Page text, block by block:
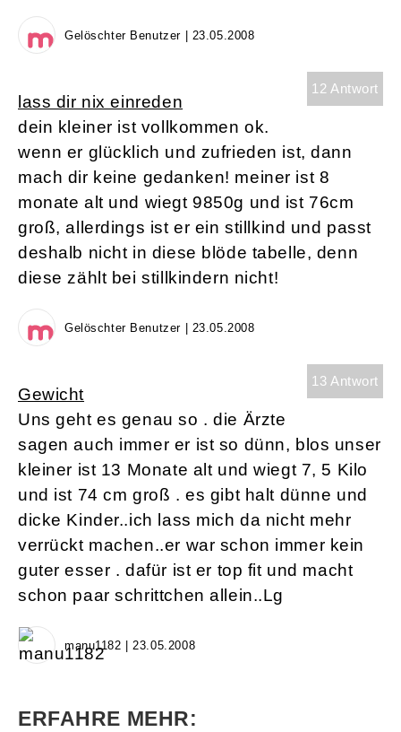
Gelöschter Benutzer | 23.05.2008
12 Antwort
lass dir nix einreden
dein kleiner ist vollkommen ok.
wenn er glücklich und zufrieden ist, dann
mach dir keine gedanken! meiner ist 8
monate alt und wiegt 9850g und ist 76cm
groß, allerdings ist er ein stillkind und passt
deshalb nicht in diese blöde tabelle, denn
diese zählt bei stillkindern nicht!
Gelöschter Benutzer | 23.05.2008
13 Antwort
Gewicht
Uns geht es genau so . die Ärzte
sagen auch immer er ist so dünn, blos unser
kleiner ist 13 Monate alt und wiegt 7, 5 Kilo
und ist 74 cm groß . es gibt halt dünne und
dicke Kinder..ich lass mich da nicht mehr
verrückt machen..er war schon immer kein
guter esser . dafür ist er top fit und macht
schon paar schrittchen allein..Lg
manu1182 | 23.05.2008
ERFAHRE MEHR: